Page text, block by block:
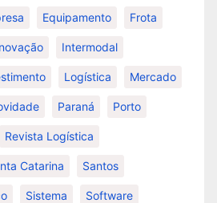
Equipamento Frota
Intermodal
Logística Mercado
Paraná Porto
Revista Logística
Catarina Santos
Sistema Software